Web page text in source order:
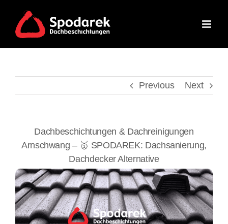
content
Previous Next
Dachbeschichtungen & Dachreinigungen
Arnschwang – 🥇 SPODAREK: Dachsanierung,
Dachdecker Alternative